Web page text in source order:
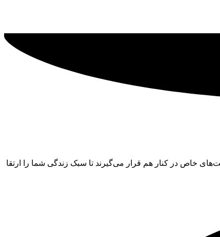
خاص در کنار هم قرار می‌گیرند تا سبک زندگی شما را ارتقا